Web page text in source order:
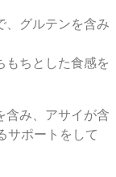
、グルテンを含み
もちとした食感を
含み、アサイが含
サポートをして